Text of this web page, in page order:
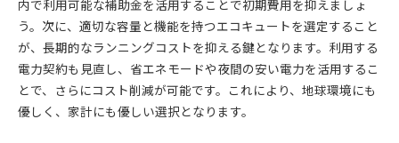
内で利用可能な補助金を活用することで初期費用を抑えましょ
う。次に、適切な容量と機能を持つエコキュートを選定すること
が、長期的なランニングコストを抑える鍵となります。利用する
電力契約も見直し、省エネモードや夜間の安い電力を活用するこ
とで、さらにコスト削減が可能です。これにより、地球環境にも
優しく、家計にも優しい選択となります。